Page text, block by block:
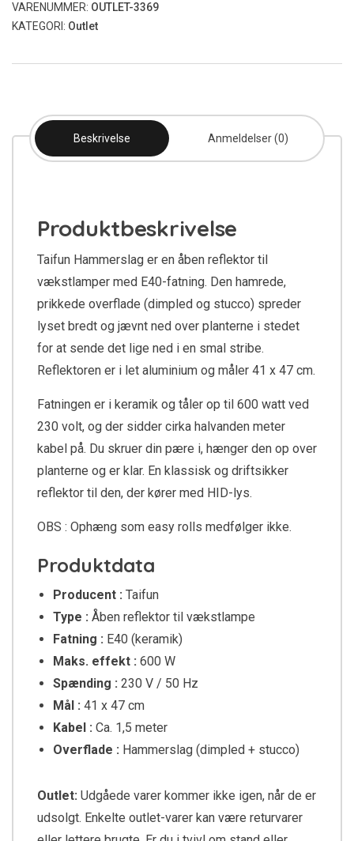
VARENUMMER: OUTLET-3369
KATEGORI: Outlet
Beskrivelse Anmeldelser (0)
Produktbeskrivelse
Taifun Hammerslag er en åben reflektor til
vækstlamper med E40-fatning. Den hamrede,
prikkede overflade (dimpled og stucco) spreder
lyset bredt og jævnt ned over planterne i stedet
for at sende det lige ned i en smal stribe.
Reflektoren er i let aluminium og måler 41 x 47 cm.
Fatningen er i keramik og tåler op til 600 watt ved
230 volt, og der sidder cirka halvanden meter
kabel på. Du skruer din pære i, hænger den op over
planterne og er klar. En klassisk og driftsikker
reflektor til den, der kører med HID-lys.
OBS : Ophæng som easy rolls medfølger ikke.
Produktdata
Producent : Taifun
Type : Åben reflektor til vækstlampe
Fatning : E40 (keramik)
Maks. effekt : 600 W
Spænding : 230 V / 50 Hz
Mål : 41 x 47 cm
Kabel : Ca. 1,5 meter
Overflade : Hammerslag (dimpled + stucco)
Outlet: Udgåede varer kommer ikke igen, når de er
udsolgt. Enkelte outlet-varer kan være returvarer